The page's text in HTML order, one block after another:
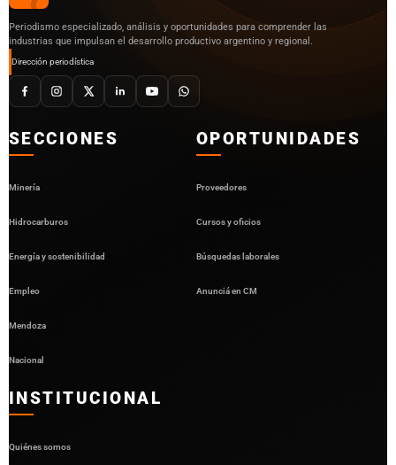
Periodismo especializado, análisis y oportunidades para comprender las
industrias que impulsan el desarrollo productivo argentino y regional.
Dirección periodística
SECCIONES
Minería
Hidrocarburos
Energía y sostenibilidad
Empleo
Mendoza
Nacional
OPORTUNIDADES
Proveedores
Cursos y oficios
Búsquedas laborales
Anunciá en CM
INSTITUCIONAL
Quiénes somos